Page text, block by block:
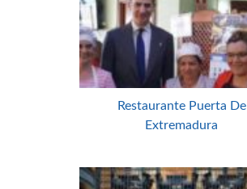
Restaurante Puerta De
Extremadura